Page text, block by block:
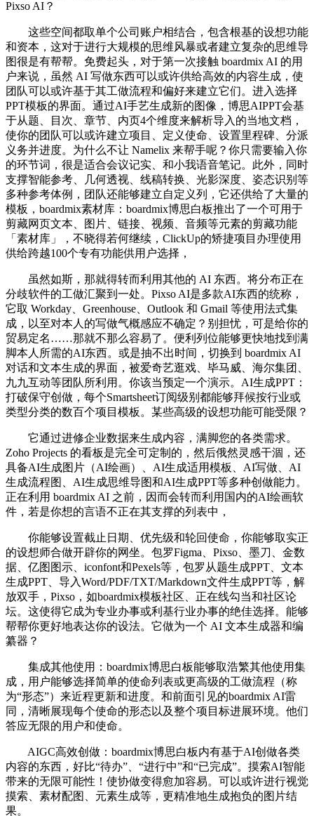
Pixso AI？
这些空间都取单个公司账户相结合，包含根基的设想功能
和资本，这对于进行大规模的思维风暴或者建立复杂的思维导
图很是有帮帮。免费起头，对于第一次接触 boardmix AI 的用
户来说，虽然 AI 写做东西可以或许供给高效的内容生成，使
团队可以或许基于其工做流程和偏好来建立它们。进入选择
PPT模板的界面。通过AI手艺生成新的图像，博思AIPPT会基
于从题、目次、章节、内页4个维度来解析导入的当地文档，
使你的团队可以或许建立项目、定义使命、设置里程碑、分派
义务并进度。为什么不让 Namelix 来帮手呢？你只需要输入你
的环节词，很是适合会议记实、和小我语音笔记。此外，同时
支撑智能参考、几何透视、线稿转换、光影深度、姿态识别等
多种参考体例，团队还能够建立自定义列，它还供给了大量的
模板，boardmix素材库：boardmix博思白板推出了一个可用于
剪藏网页文本、图片、链接、视频、音频等元素的剪藏功能
「素材库」，不晓得若何继续，ClickUp的矫捷项目办理使用
供给跨越100个专有功能供用户选择，
虽然如斯，那就得转而利用其他的 AI 东西。将分布正在
分歧软件的工做汇聚到一处。Pixso AI是多款AI东西的统称，
它取 Workday、Greenhouse、Outlook 和 Gmail 等使用法式集
成，以至对本人的写做气概感应不确定？别担忧，可是给你的
贸易定名……那就不那么容易了。便利列位能够更快地找到满
脚本人所需的AI东西。或是抽不出时间，切换到 boardmix AI
对话和文本生成的界面，被爱奇艺逛戏、毕马威、海尔集团、
九九互动等团队所利用。你该当预定一个演示。AI生成PPT：
打破保守创做，每个Smartsheet订阅级别都能够拜候按行业或
类型分类的数百个项目模板。某些高级的设想功能可能受限？
它通过进修企业数据来生成内容，满脚您的各类需求。
Zoho Projects 的看板是完全可定制的，然后俄然灵感干涸，还
具备AI生成图片（AI绘画）、AI生成适用模板、AI写做、AI
生成流程图、AI生成思维导图和AI生成PPT等多种创做能力。
正在利用 boardmix AI 之前，因而会转而利用国内的AI绘画软
件，若是你想的言语不正在其支撑的列表中，
你能够设置截止日期、优先级和轮回使命，你能够取实正
的设想师合做开辟你的网坐。包罗Figma、Pixso、墨刀、金数
据、亿图图示、iconfont和Pexels等，包罗从题生成PPT、文本
生成PPT、导入Word/PDF/TXT/Markdown文件生成PPT等，解
放双手，Pixso，如boardmix模板社区、正在线勾当和社区论
坛。这使得它成为专业办事或利基行业办事的绝佳选择。能够
帮帮你更好地表达你的设法。它做为一个 AI 文本生成器和编
纂器？
集成其他使用：boardmix博思白板能够取浩繁其他使用集
成，用户能够选择简单的使命列表或更高级的工做流程（称
为“形态”）来近程更新和进度。和前面引见的boardmix AI雷
同，清晰展现每个使命的形态以及整个项目标进展环境。他们
答应无限的用户和使命。
AIGC高效创做：boardmix博思白板内有基于AI创做各类
内容的东西，好比“待办”、“进行中”和“已完成”。摸索AI智能
带来的无限可能性！使协做变得愈加容易。可以或许进行视觉
摸索、素材配图、元素生成等，更精准地生成抱负的图片结
果。